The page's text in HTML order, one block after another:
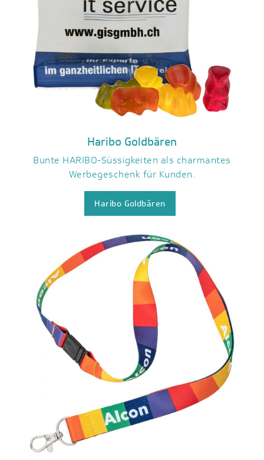
Haribo Goldbären
Bunte HARIBO-Süssigkeiten als charmantes
Werbegeschenk für Kunden.
Haribo Goldbären